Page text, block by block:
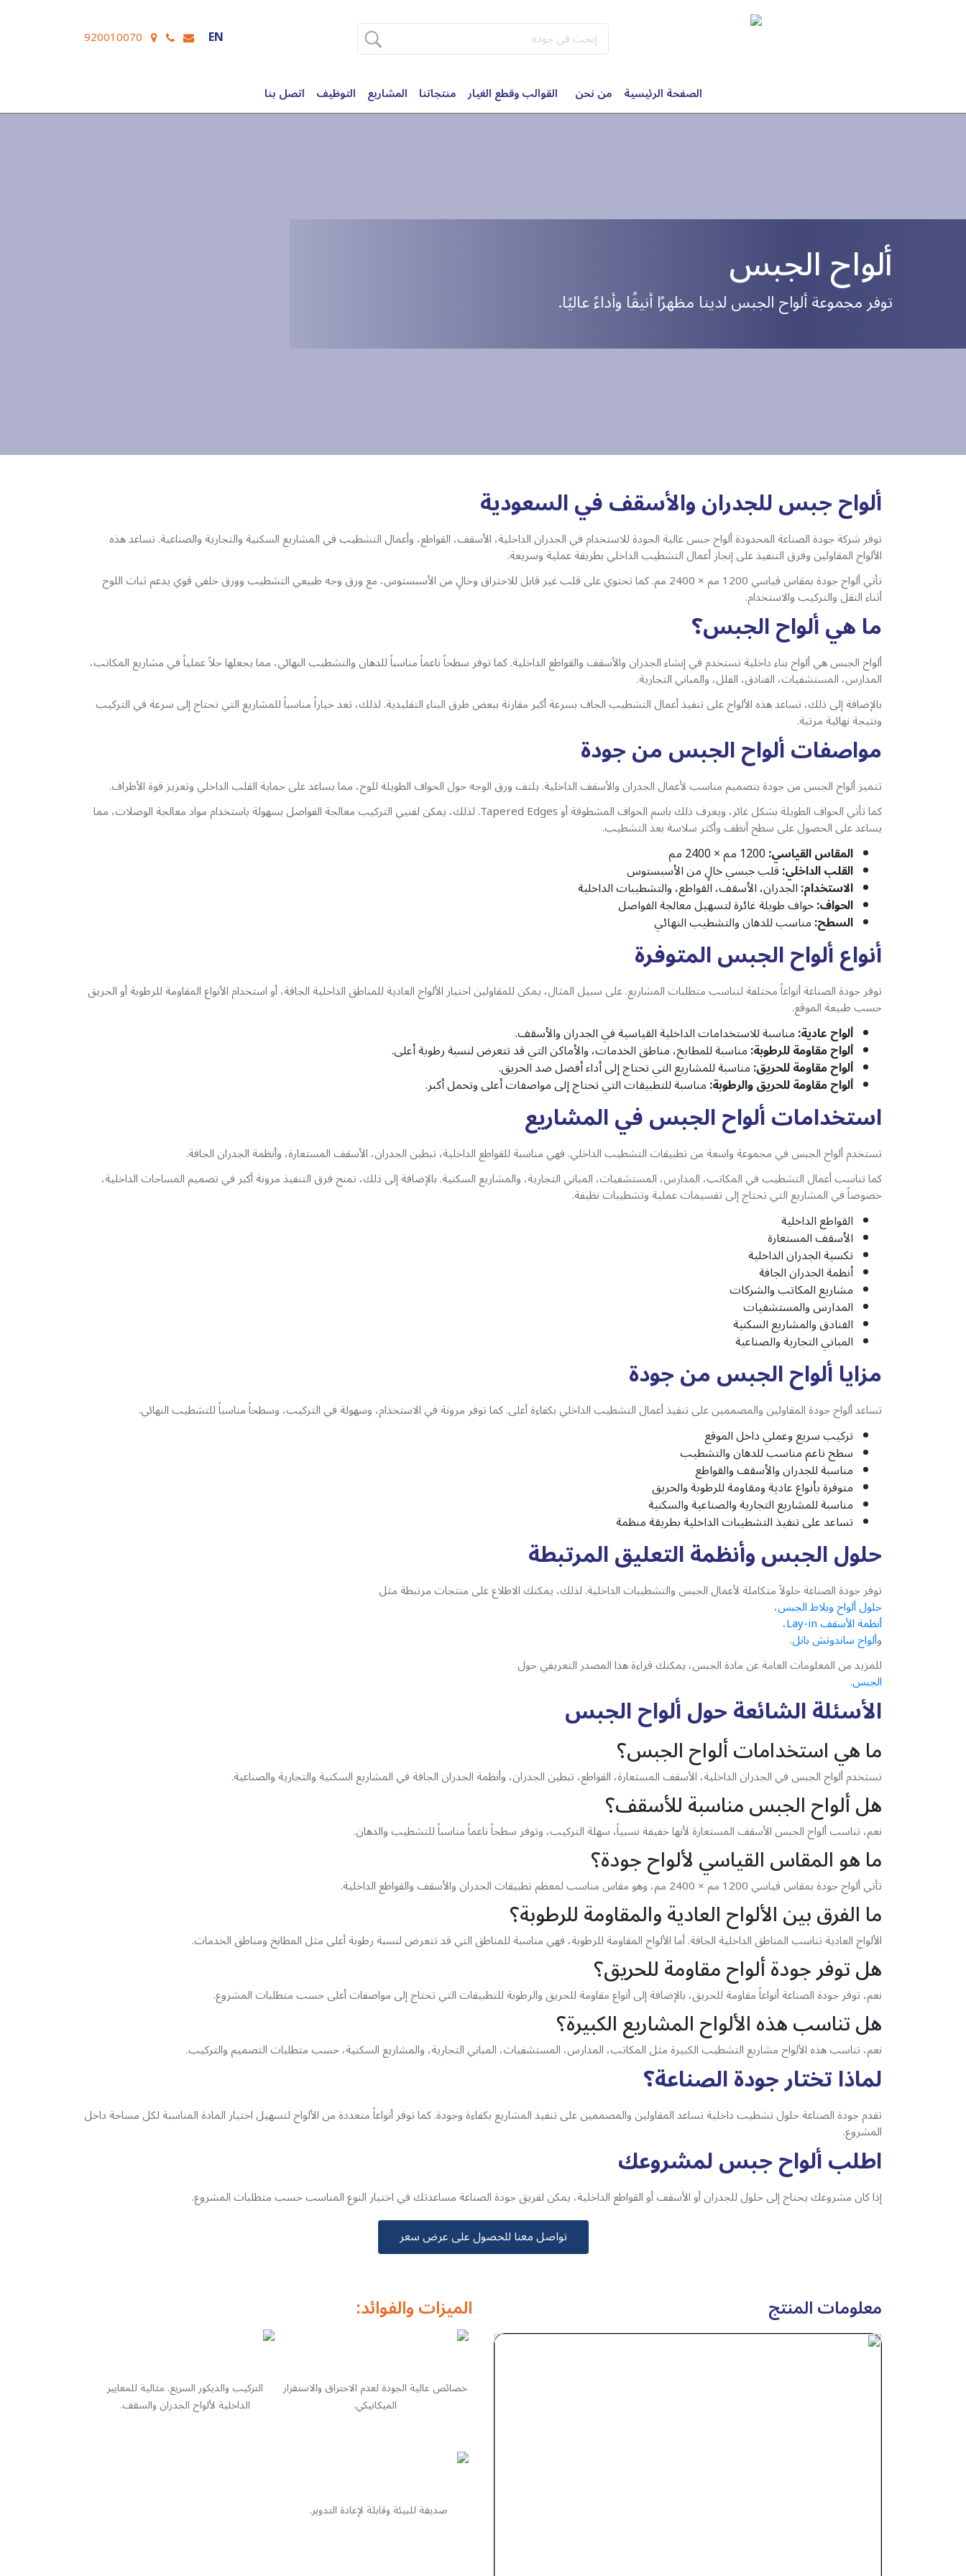
920010070 EN
الصفحة الرئيسية من نحن القوالب وقطع الغيار منتجاتنا المشاريع التوظیف اتصل بنا
ألواح الجبس
توفر مجموعة ألواح الجبس لدينا مظهرًا أنيقًا وأداءً عاليًا.
ألواح جبس للجدران والأسقف في السعودية
توفر شركة جودة الصناعة المحدودة ألواح جبس عالية الجودة للاستخدام في الجدران الداخلية، الأسقف، القواطع، وأعمال التشطيب في المشاريع السكنية والتجارية والصناعية. تساعد هذه
الألواح المقاولين وفرق التنفيذ على إنجاز أعمال التشطيب الداخلي بطريقة عملية وسريعة.
تأتي ألواح جودة بمقاس قياسي 1200 مم × 2400 مم. كما تحتوي على قلب غير قابل للاحتراق وخالٍ من الأسبستوس، مع ورق وجه طبيعي التشطيب وورق خلفي قوي يدعم ثبات اللوح
أثناء النقل والتركيب والاستخدام.
ما هي ألواح الجبس؟
ألواح الجبس هي ألواح بناء داخلية تستخدم في إنشاء الجدران والأسقف والقواطع الداخلية. كما توفر سطحاً ناعماً مناسباً للدهان والتشطيب النهائي، مما يجعلها حلاً عملياً في مشاريع المكاتب،
المدارس، المستشفيات، الفنادق، الفلل، والمباني التجارية.
بالإضافة إلى ذلك، تساعد هذه الألواح على تنفيذ أعمال التشطيب الجاف بسرعة أكبر مقارنة ببعض طرق البناء التقليدية. لذلك، تعد خياراً مناسباً للمشاريع التي تحتاج إلى سرعة في التركيب
ونتيجة نهائية مرتبة.
مواصفات ألواح الجبس من جودة
تتميز ألواح الجبس من جودة بتصميم مناسب لأعمال الجدران والأسقف الداخلية. يلتف ورق الوجه حول الحواف الطويلة للوح، مما يساعد على حماية القلب الداخلي وتعزيز قوة الأطراف.
كما تأتي الحواف الطويلة بشكل غائر، ويعرف ذلك باسم الحواف المشطوفة أو Tapered Edges. لذلك، يمكن لفنيي التركيب معالجة الفواصل بسهولة باستخدام مواد معالجة الوصلات، مما
يساعد على الحصول على سطح أنظف وأكثر سلاسة بعد التشطيب.
المقاس القياسي:
القلب الداخلي:قلب جبسي خالٍ من الأسبستوس
الاستخدام:الجدران، الأسقف، القواطع، والتشطيبات الداخلية
الحواف:حواف طويلة غائرة لتسهيل معالجة الفواصل
السطح:مناسب للدهان والتشطيب النهائي
أنواع ألواح الجبس المتوفرة
توفر جودة الصناعة أنواعاً مختلفة لتناسب متطلبات المشاريع. على سبيل المثال، يمكن للمقاولين اختيار الألواح العادية للمناطق الداخلية الجافة، أو استخدام الأنواع المقاومة للرطوبة أو الحريق
حسب طبيعة الموقع.
ألواح عادية:مناسبة للاستخدامات الداخلية القياسية في الجدران والأسقف.
ألواح مقاومة للرطوبة:مناسبة للمطابخ، مناطق الخدمات، والأماكن التي قد تتعرض لنسبة رطوبة أعلى.
ألواح مقاومة للحريق:مناسبة للمشاريع التي تحتاج إلى أداء أفضل ضد الحريق.
ألواح مقاومة للحريق والرطوبة:مناسبة للتطبيقات التي تحتاج إلى مواصفات أعلى وتحمل أكبر.
استخدامات ألواح الجبس في المشاريع
تستخدم ألواح الجبس في مجموعة واسعة من تطبيقات التشطيب الداخلي. فهي مناسبة للقواطع الداخلية، تبطين الجدران، الأسقف المستعارة، وأنظمة الجدران الجافة.
كما تناسب أعمال التشطيب في المكاتب، المدارس، المستشفيات، المباني التجارية، والمشاريع السكنية. بالإضافة إلى ذلك، تمنح فرق التنفيذ مرونة أكبر في تصميم المساحات الداخلية،
خصوصاً في المشاريع التي تحتاج إلى تقسيمات عملية وتشطيبات نظيفة.
القواطع الداخلية
الأسقف المستعارة
تكسية الجدران الداخلية
أنظمة الجدران الجافة
مشاريع المكاتب والشركات
المدارس والمستشفيات
الفنادق والمشاريع السكنية
المباني التجارية والصناعية
مزايا ألواح الجبس من جودة
تساعد ألواح جودة المقاولين والمصممين على تنفيذ أعمال التشطيب الداخلي بكفاءة أعلى. كما توفر مرونة في الاستخدام، وسهولة في التركيب، وسطحاً مناسباً للتشطيب النهائي.
تركيب سريع وعملي داخل الموقع
سطح ناعم مناسب للدهان والتشطيب
مناسبة للجدران والأسقف والقواطع
متوفرة بأنواع عادية ومقاومة للرطوبة والحريق
مناسبة للمشاريع التجارية والصناعية والسكنية
تساعد على تنفيذ التشطيبات الداخلية بطريقة منظمة
حلول الجبس وأنظمة التعليق المرتبطة
توفر جودة الصناعة حلولاً متكاملة لأعمال الجبس والتشطيبات الداخلية. لذلك، يمكنك الاطلاع على منتجات مرتبطة مثل
حلول ألواح وبلاط الجبس،
أنظمة الأسقف Lay-in ،
وألواح ساندوتش بانل.
للمزيد من المعلومات العامة عن مادة الجبس، يمكنك قراءة هذا المصدر التعريفي حول
الجبس.
الأسئلة الشائعة حول ألواح الجبس
ما هي استخدامات ألواح الجبس؟
تستخدم ألواح الجبس في الجدران الداخلية، الأسقف المستعارة، القواطع، تبطين الجدران، وأنظمة الجدران الجافة في المشاريع السكنية والتجارية والصناعية.
هل ألواح الجبس مناسبة للأسقف؟
نعم، تناسب ألواح الجبس الأسقف المستعارة لأنها خفيفة نسبياً، سهلة التركيب، وتوفر سطحاً ناعماً مناسباً للتشطيب والدهان.
ما هو المقاس القياسي لألواح جودة؟
تأتي ألواح جودة بمقاس قياسي 1200 مم × 2400 مم، وهو مقاس مناسب لمعظم تطبيقات الجدران والأسقف والقواطع الداخلية.
ما الفرق بين الألواح العادية والمقاومة للرطوبة؟
الألواح العادية تناسب المناطق الداخلية الجافة. أما الألواح المقاومة للرطوبة، فهي مناسبة للمناطق التي قد تتعرض لنسبة رطوبة أعلى مثل المطابخ ومناطق الخدمات.
هل توفر جودة ألواح مقاومة للحريق؟
نعم، توفر جودة الصناعة أنواعاً مقاومة للحريق، بالإضافة إلى أنواع مقاومة للحريق والرطوبة للتطبيقات التي تحتاج إلى مواصفات أعلى حسب متطلبات المشروع.
هل تناسب هذه الألواح المشاريع الكبيرة؟
نعم، تناسب هذه الألواح مشاريع التشطيب الكبيرة مثل المكاتب، المدارس، المستشفيات، المباني التجارية، والمشاريع السكنية، حسب متطلبات التصميم والتركيب.
لماذا تختار جودة الصناعة؟
تقدم جودة الصناعة حلول تشطيب داخلية تساعد المقاولين والمصممين على تنفيذ المشاريع بكفاءة وجودة. كما توفر أنواعاً متعددة من الألواح لتسهيل اختيار المادة المناسبة لكل مساحة داخل
المشروع.
اطلب ألواح جبس لمشروعك
إذا كان مشروعك يحتاج إلى حلول للجدران أو الأسقف أو القواطع الداخلية، يمكن لفريق جودة الصناعة مساعدتك في اختيار النوع المناسب حسب متطلبات المشروع.
تواصل معنا للحصول على عرض سعر
معلومات المنتج الميزات والفوائد:
خصائص عالية الجودة لعدم الاحتراق والاستقرار
الميكانيكي.
التركيب والديكور السريع. مثالية للمعايير
الداخلية لألواح الجدران والسقف.
صديقة للبيئة وقابلة لإعادة التدوير.